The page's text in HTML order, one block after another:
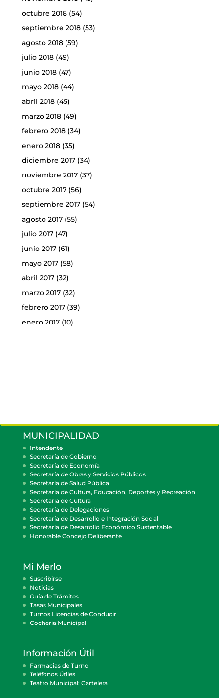
octubre 2018(54)
septiembre 2018(53)
agosto 2018(59)
julio 2018(49)
junio 2018(47)
mayo 2018(44)
abril 2018(45)
marzo 2018(49)
febrero 2018(34)
enero 2018(35)
diciembre 2017(34)
noviembre 2017(37)
octubre 2017(56)
septiembre 2017(54)
agosto 2017(55)
julio 2017(47)
junio 2017(61)
mayo 2017(58)
abril 2017(32)
marzo 2017(32)
febrero 2017(39)
enero 2017(10)
MUNICIPALIDAD
Intendente
Secretaría de Gobierno
Secretaría de Economía
Secretaría de Obras y Servicios Públicos
Secretaría de Salud Pública
Secretaría de Cultura, Educación, Deportes y Recreación
Secretaría de Cultura
Secretaría de Delegaciones
Secretaría de Desarrollo e Integración Social
Secretaría de Desarrollo Económico Sustentable
Honorable Concejo Deliberante
Mi Merlo
Suscribirse
Noticias
Guía de Trámites
Tasas Municipales
Turnos Licencias de Conducir
Cocheria Municipal
Información Útil
Farmacias de Turno
Teléfonos Útiles
Teatro Municipal: Cartelera